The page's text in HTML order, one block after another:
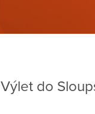
Výlet do